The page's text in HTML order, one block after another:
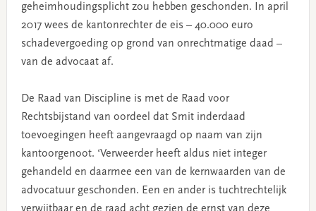
geheimhoudingsplicht zou hebben geschonden. In april
2017 wees de kantonrechter de eis – 40.000 euro
schadevergoeding op grond van onrechtmatige daad –
van de advocaat af.
De Raad van Discipline is met de Raad voor
Rechtsbijstand van oordeel dat Smit inderdaad
toevoegingen heeft aangevraagd op naam van zijn
kantoorgenoot. ‘Verweerder heeft aldus niet integer
gehandeld en daarmee een van de kernwaarden van de
advocatuur geschonden. Een en ander is tuchtrechtelijk